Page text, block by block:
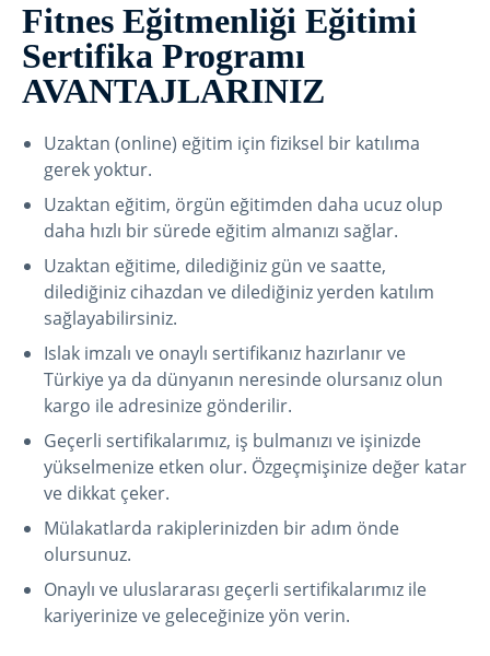
Fitnes Eğitmenliği Eğitimi
Sertifika Programı
AVANTAJLARINIZ
Uzaktan (online) eğitim için fiziksel bir katılıma
gerek yoktur.
Uzaktan eğitim, örgün eğitimden daha ucuz olup
daha hızlı bir sürede eğitim almanızı sağlar.
Uzaktan eğitime, dilediğiniz gün ve saatte,
dilediğiniz cihazdan ve dilediğiniz yerden katılım
sağlayabilirsiniz.
Islak imzalı ve onaylı sertifikanız hazırlanır ve
Türkiye ya da dünyanın neresinde olursanız olun
kargo ile adresinize gönderilir.
Geçerli sertifikalarımız, iş bulmanızı ve işinizde
yükselmenize etken olur. Özgeçmişinize değer katar
ve dikkat çeker.
Mülakatlarda rakiplerinizden bir adım önde
olursunuz.
Onaylı ve uluslararası geçerli sertifikalarımız ile
kariyerinize ve geleceğinize yön verin.